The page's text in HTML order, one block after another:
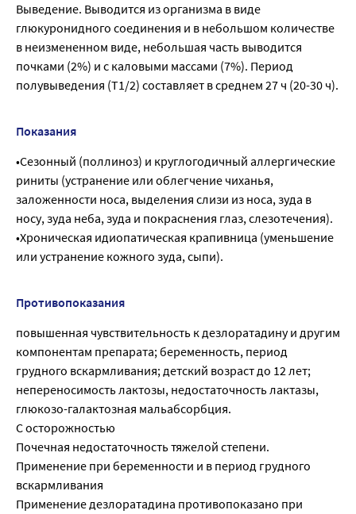
Выведение. Выводится из организма в виде
глюкуронидного соединения и в небольшом количестве
в неизмененном виде, небольшая часть выводится
почками (2%) и с каловыми массами (7%). Период
полувыведения (T1/2) составляет в среднем 27 ч (20-30 ч).
Показания
•Сезонный (поллиноз) и круглогодичный аллергические
риниты (устранение или облегчение чиханья,
заложенности носа, выделения слизи из носа, зуда в
носу, зуда неба, зуда и покраснения глаз, слезотечения).
•Хроническая идиопатическая крапивница (уменьшение
или устранение кожного зуда, сыпи).
Противопоказания
повышенная чувствительность к дезлоратадину и другим
компонентам препарата; беременность, период
грудного вскармливания; детский возраст до 12 лет;
непереносимость лактозы, недостаточность лактазы,
глюкозо-галактозная мальабсорбция.
С осторожностью
Почечная недостаточность тяжелой степени.
Применение при беременности и в период грудного
вскармливания
Применение дезлоратадина противопоказано при